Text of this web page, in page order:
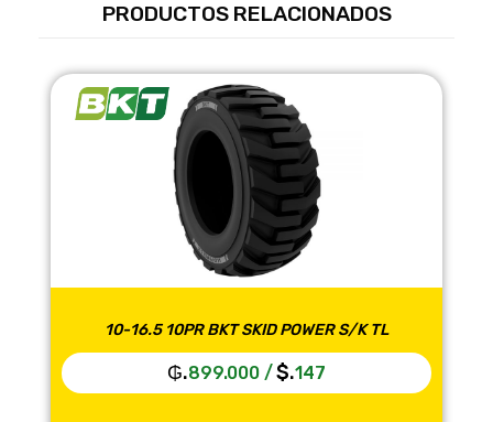
PRODUCTOS RELACIONADOS
10-16.5 10PR BKT SKID POWER S/K TL
₲.899.000/$.147